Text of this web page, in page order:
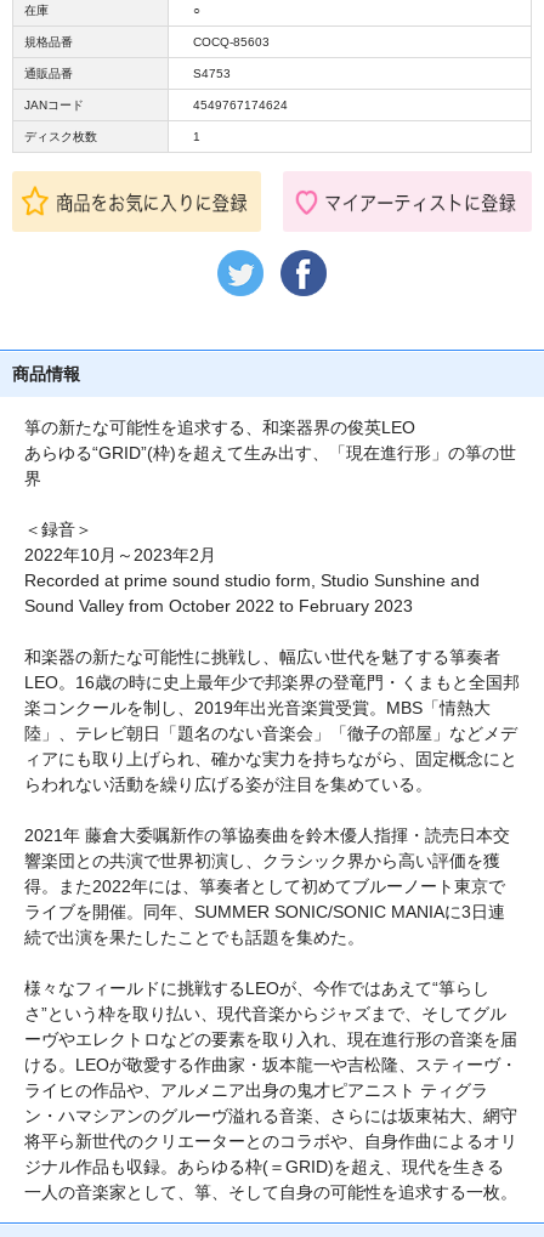
在庫 ○
規格品番 COCQ-85603
通販品番 S4753
JANコード 4549767174624
ディスク枚数 1
商品情報
箏の新たな可能性を追求する、和楽器界の俊英LEO
あらゆる“GRID”(枠)を超えて生み出す、「現在進行形」の箏の世
界
＜録音＞
2022年10月～2023年2月
Recorded at prime sound studio form, Studio Sunshine and
Sound Valley from October 2022 to February 2023
和楽器の新たな可能性に挑戦し、幅広い世代を魅了する箏奏者
LEO。16歳の時に史上最年少で邦楽界の登竜門・くまもと全国邦
楽コンクールを制し、2019年出光音楽賞受賞。MBS「情熱大
陸」、テレビ朝日「題名のない音楽会」「徹子の部屋」などメデ
ィアにも取り上げられ、確かな実力を持ちながら、固定概念にと
らわれない活動を繰り広げる姿が注目を集めている。
2021年 藤倉大委嘱新作の箏協奏曲を鈴木優人指揮・読売日本交
響楽団との共演で世界初演し、クラシック界から高い評価を獲
得。また2022年には、箏奏者として初めてブルーノート東京で
ライブを開催。同年、SUMMER SONIC/SONIC MANIAに3日連
続で出演を果たしたことでも話題を集めた。
様々なフィールドに挑戦するLEOが、今作ではあえて“箏らし
さ”という枠を取り払い、現代音楽からジャズまで、そしてグル
ーヴやエレクトロなどの要素を取り入れ、現在進行形の音楽を届
ける。LEOが敬愛する作曲家・坂本龍一や吉松隆、スティーヴ・
ライヒの作品や、アルメニア出身の鬼才ピアニスト ティグラ
ン・ハマシアンのグルーヴ溢れる音楽、さらには坂東祐大、網守
将平ら新世代のクリエーターとのコラボや、自身作曲によるオリ
ジナル作品も収録。あらゆる枠(＝GRID)を超え、現代を生きる
一人の音楽家として、箏、そして自身の可能性を追求する一枚。